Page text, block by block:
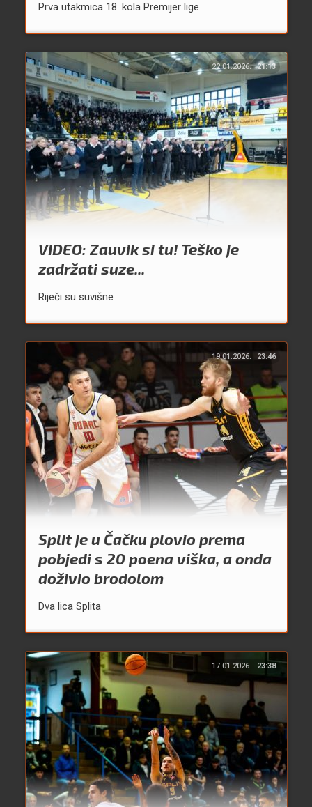
Prva utakmica 18. kola Premijer lige
22.01.2026. 21:13
VIDEO: Zauvik si tu! Teško je
zadržati suze...
Riječi su suvišne
19.01.2026. 23:46
Split je u Čačku plovio prema
pobjedi s 20 poena viška, a onda
doživio brodolom
Dva lica Splita
17.01.2026. 23:38